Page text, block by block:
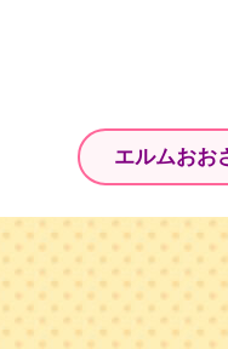
エルムお